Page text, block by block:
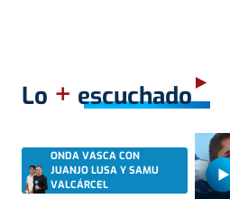
Lo + escuchado
ONDA VASCA CON
JUANJO LUSA Y SAMU
VALCÁRCEL